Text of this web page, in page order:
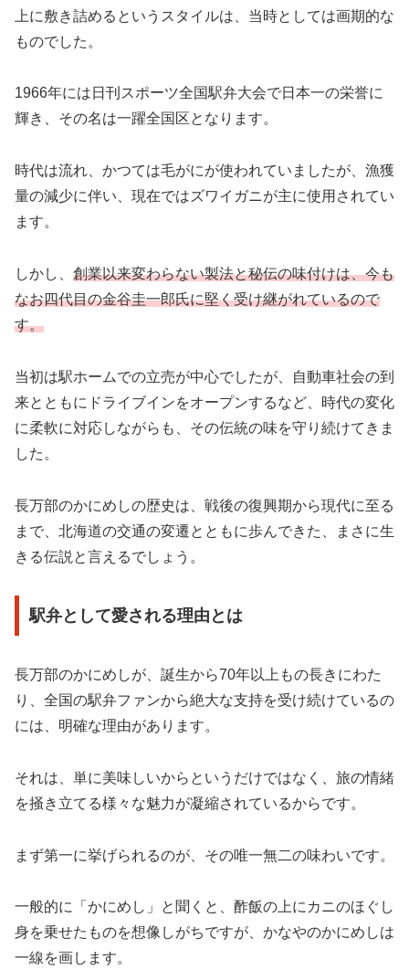
上に敷き詰めるというスタイルは、当時としては画期的な
ものでした。
1966年には日刊スポーツ全国駅弁大会で日本一の栄誉に
輝き、その名は一躍全国区となります。
時代は流れ、かつては毛がにが使われていましたが、漁獲
量の減少に伴い、現在ではズワイガニが主に使用されてい
ます。
しかし、 創業以来変わらない製法と秘伝の味付けは、今も
なお四代目の金谷圭一郎氏に堅く受け継がれているので
す。
当初は駅ホームでの立売が中心でしたが、自動車社会の到
来とともにドライブインをオープンするなど、時代の変化
に柔軟に対応しながらも、その伝統の味を守り続けてきま
した。
長万部のかにめしの歴史は、戦後の復興期から現代に至る
まで、北海道の交通の変遷とともに歩んできた、まさに生
きる伝説と言えるでしょう。
駅弁として愛される理由とは
長万部のかにめしが、誕生から70年以上もの長きにわた
り、全国の駅弁ファンから絶大な支持を受け続けているの
には、明確な理由があります。
それは、単に美味しいからというだけではなく、旅の情緒
を掻き立てる様々な魅力が凝縮されているからです。
まず第一に挙げられるのが、その唯一無二の味わいです。
一般的に「かにめし」と聞くと、酢飯の上にカニのほぐし
身を乗せたものを想像しがちですが、かなやのかにめしは
一線を画します。